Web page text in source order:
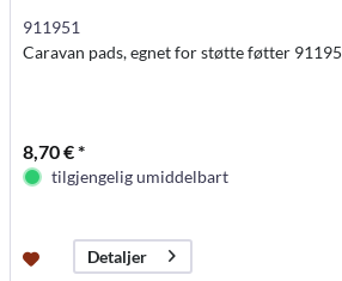
911951
Caravan pads, egnet for støtte føtter 91195
8,70 € *
tilgjengelig umiddelbart
Detaljer